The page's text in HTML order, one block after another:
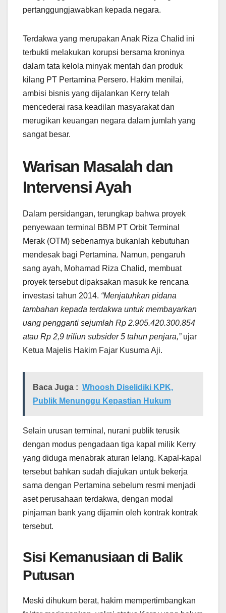
pertanggungjawabkan kepada negara.
Terdakwa yang merupakan Anak Riza Chalid ini
terbukti melakukan korupsi bersama kroninya
dalam tata kelola minyak mentah dan produk
kilang PT Pertamina Persero. Hakim menilai,
ambisi bisnis yang dijalankan Kerry telah
mencederai rasa keadilan masyarakat dan
merugikan keuangan negara dalam jumlah yang
sangat besar.
Warisan Masalah dan
Intervensi Ayah
Dalam persidangan, terungkap bahwa proyek
penyewaan terminal BBM PT Orbit Terminal
Merak (OTM) sebenarnya bukanlah kebutuhan
mendesak bagi Pertamina. Namun, pengaruh
sang ayah, Mohamad Riza Chalid, membuat
proyek tersebut dipaksakan masuk ke rencana
investasi tahun 2014. “Menjatuhkan pidana
tambahan kepada terdakwa untuk membayarkan
uang pengganti sejumlah Rp 2.905.420.300.854
atau Rp 2,9 triliun subsider 5 tahun penjara,”ujar
Ketua Majelis Hakim Fajar Kusuma Aji.
Baca Juga : Whoosh Diselidiki KPK,
Publik Menunggu Kepastian Hukum
Selain urusan terminal, nurani publik terusik
dengan modus pengadaan tiga kapal milik Kerry
yang diduga menabrak aturan lelang. Kapal-kapal
tersebut bahkan sudah diajukan untuk bekerja
sama dengan Pertamina sebelum resmi menjadi
aset perusahaan terdakwa, dengan modal
pinjaman bank yang dijamin oleh kontrak kontrak
tersebut.
Sisi Kemanusiaan di Balik
Putusan
Meski dihukum berat, hakim mempertimbangkan